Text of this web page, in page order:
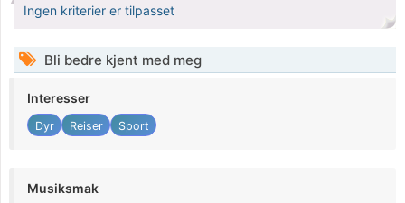
Ingen kriterier er tilpasset
Bli bedre kjent med meg
Interesser
Dyr Reiser Sport
Musiksmak